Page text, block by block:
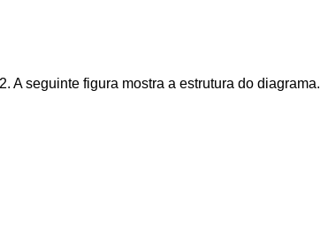
A seguinte figura mostra a estrutura do diagrama.